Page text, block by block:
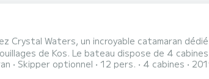
Crystal Waters, un incroyable catamaran
4 cabines au confort total et d'une capacité de 10 passagers. Avec une longueur
mètres et 80 chevaux, il sera votre meilleur
Skipper optionnel 12 pers. 4 cabines